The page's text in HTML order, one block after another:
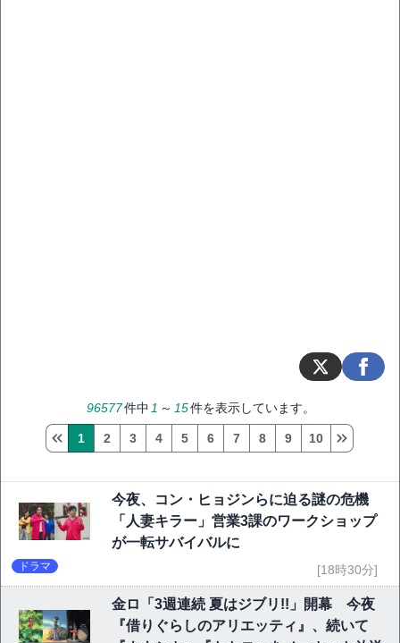
96577件中 1 ～ 15件を表示しています。
1 2 3 4 5 6 7 8 9 10
今夜、コン・ヒョジンらに迫る謎の危機
「人妻キラー」営業3課のワークショップ
が一転サバイバルに
ドラマ [18時30分]
金ロ「3週連続 夏はジブリ!!」開幕 今夜
『借りぐらしのアリエッティ』、続いて